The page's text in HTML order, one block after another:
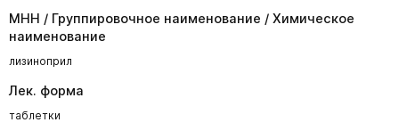
МНН / Группировочное наименование / Химическое
наименование
лизиноприл
Лек. форма
таблетки